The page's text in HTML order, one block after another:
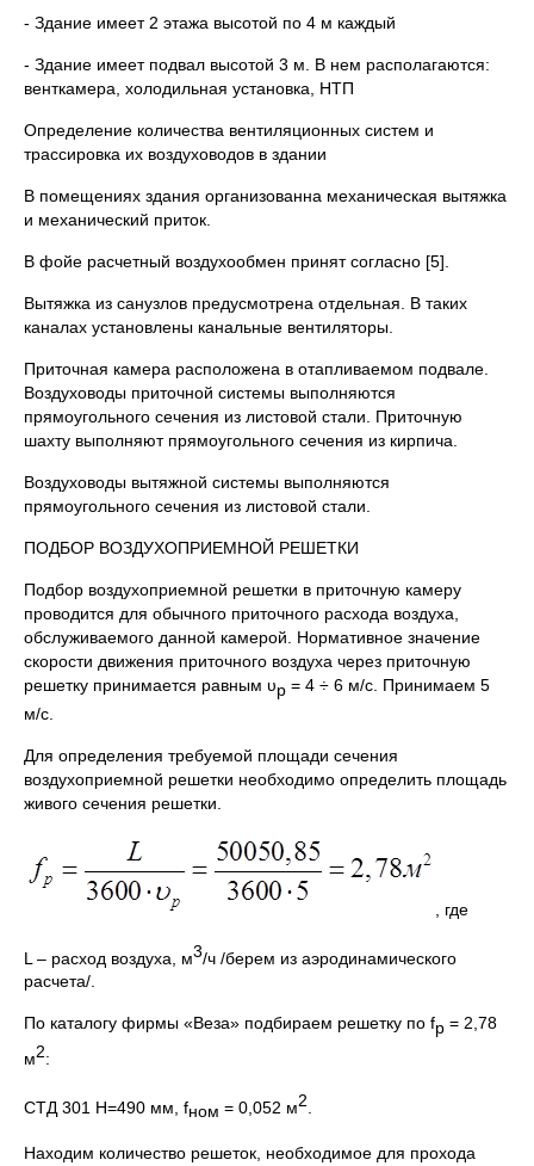
- Здание имеет 2 этажа высотой по 4 м каждый
- Здание имеет подвал высотой 3 м. В нем располагаются:
венткамера, холодильная установка, НТП
Определение количества вентиляционных систем и
трассировка их воздуховодов в здании
В помещениях здания организованна механическая вытяжка
и механический приток.
В фойе расчетный воздухообмен принят согласно [5].
Вытяжка из санузлов предусмотрена отдельная. В таких
каналах установлены канальные вентиляторы.
Приточная камера расположена в отапливаемом подвале.
Воздуховоды приточной системы выполняются
прямоугольного сечения из листовой стали. Приточную
шахту выполняют прямоугольного сечения из кирпича.
Воздуховоды вытяжной системы выполняются
прямоугольного сечения из листовой стали.
ПОДБОР ВОЗДУХОПРИЕМНОЙ РЕШЕТКИ
Подбор воздухоприемной решетки в приточную камеру
проводится для обычного приточного расхода воздуха,
обслуживаемого данной камерой. Нормативное значение
скорости движения приточного воздуха через приточную
решетку принимается равным υр = 4 ÷ 6 м/с. Принимаем 5
м/с.
Для определения требуемой площади сечения
воздухоприемной решетки необходимо определить площадь
живого сечения решетки.
, где
L – расход воздуха, м3/ч /берем из аэродинамического
расчета/.
По каталогу фирмы «Веза» подбираем решетку по fр = 2,78
м2:
СТД 301 Н=490 мм, fном = 0,052 м2
Находим количество решеток, необходимое для прохода